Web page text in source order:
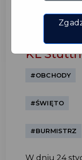
Marszu
Obozu
KL
#OBCHODY
#ŚWIĘTO
#BURMISTRZ
W dniu 24